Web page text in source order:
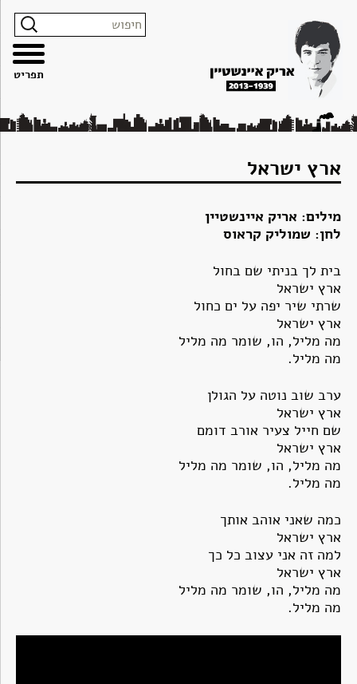
האתר
הצהרת
נגישות
לתוכן
קשר
ארץ ישראל
מילים: אריק איינשטיין
לחן: שמוליק קראוס
בית לך בניתי שם בחול
ארץ ישראל
שרתי שיר יפה על ים כחול
ארץ ישראל
מה מליל, הו, שומר מה מליל
מה מליל.
ערב שוב נוטה על הגולן
ארץ ישראל
שם חייל צעיר אורב דומם
ארץ ישראל
מה מליל, הו, שומר מה מליל
מה מליל.
כמה שאני אוהב אותך
ארץ ישראל
למה זה אני עצוב כל כך
ארץ ישראל
מה מליל, הו, שומר מה מליל
מה מליל.
תפריט